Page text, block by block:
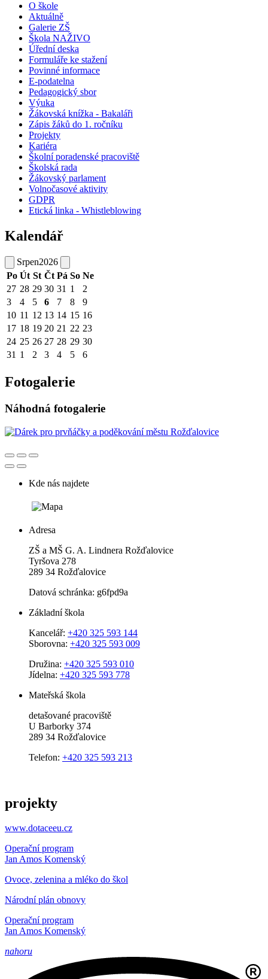
O škole
Aktuálně
Galerie ZŠ
Škola NAŽIVO
Úřední deska
Formuláře ke stažení
Povinné informace
E-podatelna
Pedagogický sbor
Výuka
Žákovská knížka - Bakaláři
Zápis žáků do 1. ročníku
Projekty
Kariéra
Školní poradenské pracoviště
Školská rada
Žákovský parlament
Volnočasové aktivity
GDPR
Etická linka - Whistleblowing
Kalendář
Srpen2026
Po Út St Čt Pá So Ne
27 28 29 30 31 1
2
3
4 5 6 7 8
9
10 11 12 13 14 15 16
17 18 19 20 21 22 23
24 25 26 27 28 29 30
31 1 2 3 4 5 6
Fotogalerie
Náhodná fotogalerie
Kde nás najdete
Adresa
ZŠ a MŠ G. A. Lindnera Rožďalovice
Tyršova 278
289 34 Rožďalovice
Datová schránka: g6fpd9a
Základní škola
Kancelář: +420 325 593 144
Sborovna: +420 325 593 009
Družina: +420 325 593 010
Jídelna: +420 325 593 778
Mateřská škola
detašované pracoviště
U Barborky 374
289 34 Rožďalovice
Telefon: +420 325 593 213
projekty
www.dotaceeu.cz
Operační program
Jan Amos Komenský
Ovoce, zelenina a mléko do škol
Národní plán obnovy
Operační program
Jan Amos Komenský
nahoru